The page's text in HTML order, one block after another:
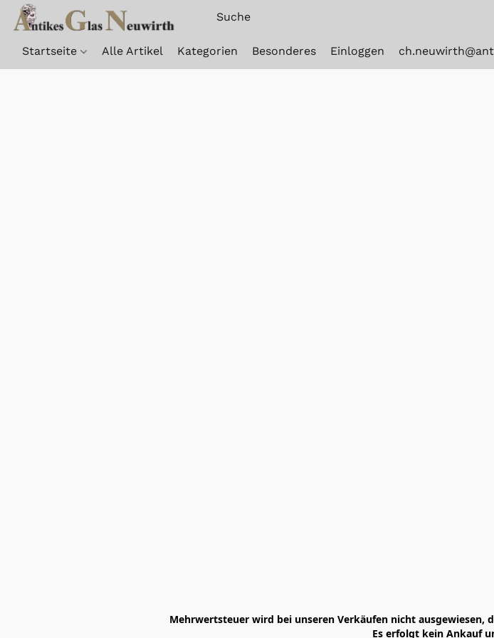
Startseite Alle Artikel Kategorien Besonderes Einloggen
Mehrwertsteuer wird bei unseren Verkäufen nicht ausgewiesen,